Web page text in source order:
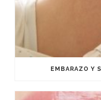
EMBARAZO Y